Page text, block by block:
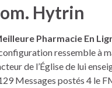
Hytrin
Pharmacie En
ressemble à
de l’Église de lui
Messages postés 4 le